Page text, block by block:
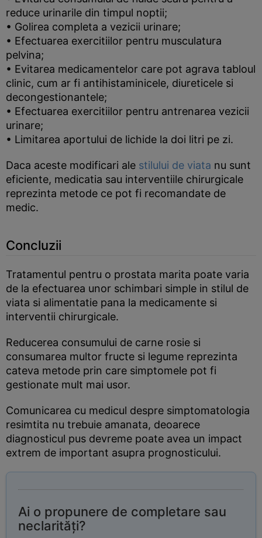
reduce urinarile din timpul noptii;
• Golirea completa a vezicii urinare;
• Efectuarea exercitiilor pentru musculatura
pelvina;
• Evitarea medicamentelor care pot agrava tabloul
clinic, cum ar fi antihistaminicele, diureticele si
decongestionantele;
• Efectuarea exercitiilor pentru antrenarea vezicii
urinare;
• Limitarea aportului de lichide la doi litri pe zi.
Daca aceste modificari ale stilului de viata nu sunt
eficiente, medicatia sau interventiile chirurgicale
reprezinta metode ce pot fi recomandate de
medic.
Concluzii
Tratamentul pentru o prostata marita poate varia
de la efectuarea unor schimbari simple in stilul de
viata si alimentatie pana la medicamente si
interventii chirurgicale.
Reducerea consumului de carne rosie si
consumarea multor fructe si legume reprezinta
cateva metode prin care simptomele pot fi
gestionate mult mai usor.
Comunicarea cu medicul despre simptomatologia
resimtita nu trebuie amanata, deoarece
diagnosticul pus devreme poate avea un impact
extrem de important asupra prognosticului.
Ai o propunere de completare sau
neclarități?